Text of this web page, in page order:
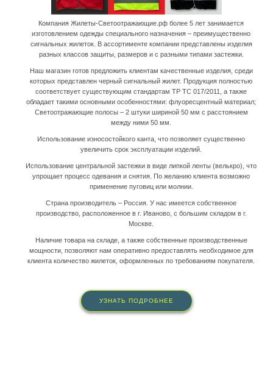
Компания Жилеты-Светоотражающие.рф более 5 лет занимается
изготовлением одежды специального назначения – преимущественно
сигнальных жилеток. В ассортименте компании представлены изделия
разных классов защиты, размеров и с разными типами застежки.
Наш магазин готов предложить клиентам качественные изделия, среди
которых представлен черный сигнальный жилет. Продукция полностью
соответствует существующим стандартам ТР ТС 017/2011, а также
обладает такими основными особенностями: флуоресцентный материал;
Светоотражающие полосы – 2 штуки шириной 50 мм с расстоянием
между ними 50 мм.
Использование износостойкого канта, что позволяет существенно
увеличить срок эксплуатации изделий.
Использование центральной застежки в виде липкой ленты (велькро), что
упрощает процесс одевания и снятия. По желанию клиента возможно
применение пуговиц или молнии.
Страна производитель – Россия. У нас имеется собственное
производство, расположенное в г. Иваново, с большим складом в г.
Москве.
Наличие товара на складе, а также собственные производственные
мощности, позволяют нам оперативно предоставлять необходимое для
клиента количество жилеток, оформленных по требованиям покупателя.
УЗНАТЬ ПОДРОБНЕЕ